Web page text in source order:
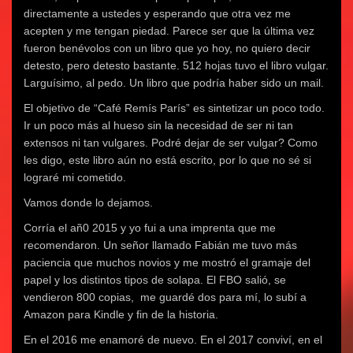
b
o
o
k
(
S
a
b
r
e
n
u
a
v
e
n
t
n
a
u
v
a
)
t
e
r
e
b
r
e
n
u
n
v
n
t
a
a
n
e
v
a
)
s
A
p
p
S
e
a
b
r
e
n
u
a
e
n
t
n
a
u
e
v
a
)
n
a
v
e
n
a
n
a
n
e
v
a
l
e
+
(
e
b
r
e
n
u
n
v
n
e
a
)
g
r
a
m
S
e
a
b
r
e
n
u
a
e
u
v
a
)
directamente a ustedes y esperando que otra vez me
acepten y me tengan piedad. Parece ser que la última vez
fueron benévolos con un libro que yo hoy, no quiero decir
detesto, pero detesto bastante. 512 hojas tuvo el libro vulgar.
Larguísimo, al pedo. Un libro que podría haber sido un mail.
El objetivo de “Café Remís París” es sintetizar un poco todo.
Ir un poco más al hueso sin la necesidad de ser ni tan
extensos ni tan vulgares. Podré dejar de ser vulgar? Como
les digo, este libro aún no está escrito, por lo que no sé si
lograré mi cometido.
Vamos donde lo dejamos.
Corría el añ0 2015 y yo fui a una imprenta que me
recomendaron. Un señor llamado Fabián me tuvo más
paciencia que muchos novios y me mostró el gramaje del
papel y los distintos tipos de solapa. El FBO salió, se
vendieron 800 copias, me guardé dos para mí, lo subí a
Amazon para Kindle y fin de la historia.
En el 2016 me enamoré de nuevo. En el 2017 conviví, en el